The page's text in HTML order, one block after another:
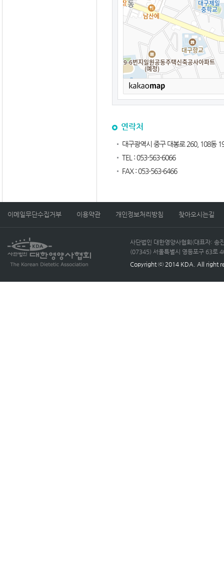
연락처
대구광역시 중구 대봉로 260, 108동
TEL : 053-563-6066
FAX : 053-563-6466
이메일무단수집거부 이용약관 개인정보처리방침 찾아오시는길
사단법인 대한영양사협회(대표자:
(07345) 서울특별시 영등포구 63
Copyright ⓒ 2014 KDA. All right